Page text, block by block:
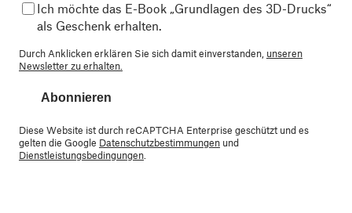
Ich möchte das E-Book „Grundlagen des 3D-Drucks“
als Geschenk erhalten.
Durch Anklicken erklären Sie sich damit einverstanden, unseren
Newsletter zu erhalten.
Abonnieren
Diese Website ist durch reCAPTCHA Enterprise geschützt und es
gelten die Google Datenschutzbestimmungen und
Dienstleistungsbedingungen.